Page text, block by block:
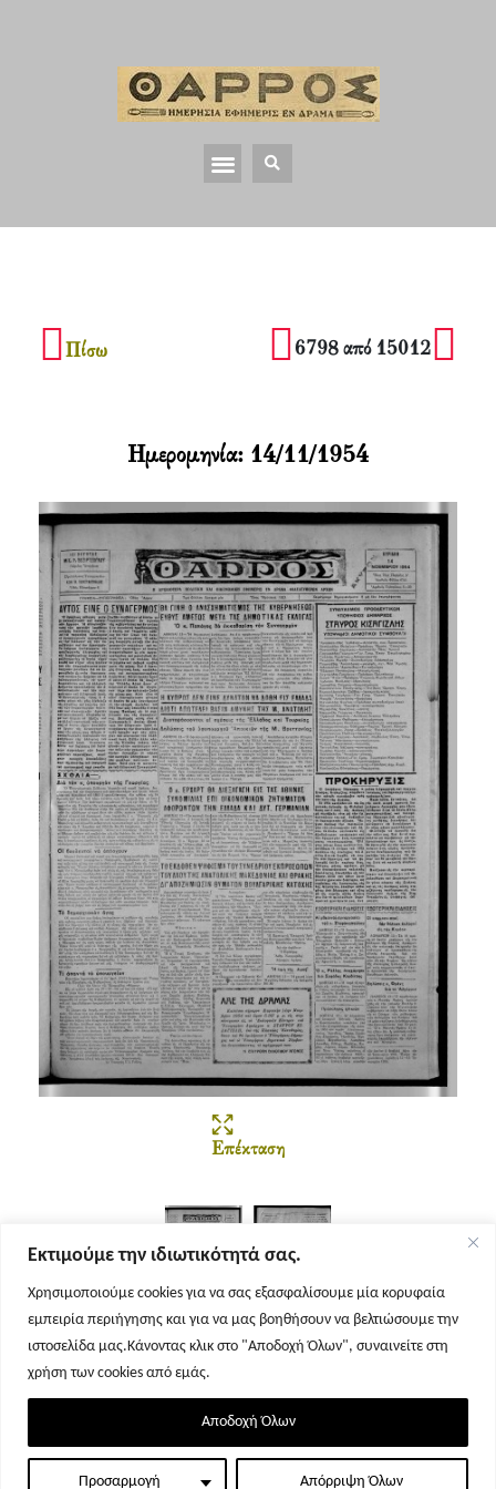
Εκτιμούμε την ιδιωτικότητά σας.
Χρησιμοποιούμε cookies για να σας εξασφαλίσουμε μία κορυφαία
εμπειρία περιήγησης και για να μας βοηθήσουν να βελτιώσουμε την
ιστοσελίδα μας.Κάνοντας κλικ στο "Αποδοχή Όλων", συναινείτε στη
χρήση των cookies από εμάς.
Προσαρμογή Απόρριψη Όλων
Αποδοχή Όλων
Πίσω 6798 από 15012
Επέκταση
Σελίδα 1 Σελίδα 2
Ημερομηνία: 14/11/1954